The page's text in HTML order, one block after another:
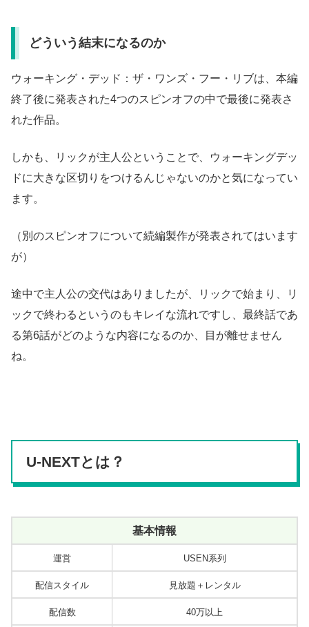
どういう結末になるのか
ウォーキング・デッド：ザ・ワンズ・フー・リブは、本編
終了後に発表された4つのスピンオフの中で最後に発表さ
れた作品。
しかも、リックが主人公ということで、ウォーキングデッ
ドに大きな区切りをつけるんじゃないのかと気になってい
ます。
（別のスピンオフについて続編製作が発表されてはいます
が）
途中で主人公の交代はありましたが、リックで始まり、リ
ックで終わるというのもキレイな流れですし、最終話であ
る第6話がどのような内容になるのか、目が離せません
ね。
U-NEXTとは？
基本情報
運営 USEN系列
配信スタイル 見放題＋レンタル
配信数 40万以上